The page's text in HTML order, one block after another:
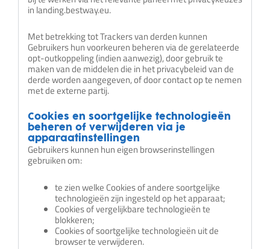
in landing.bestway.eu.
Met betrekking tot Trackers van derden kunnen
Gebruikers hun voorkeuren beheren via de gerelateerde
opt-outkoppeling (indien aanwezig), door gebruik te
maken van de middelen die in het privacybeleid van de
derde worden aangegeven, of door contact op te nemen
met de externe partij.
Cookies en soortgelijke technologieën
beheren of verwijderen via je
apparaatinstellingen
Gebruikers kunnen hun eigen browserinstellingen
gebruiken om:
te zien welke Cookies of andere soortgelijke
technologieën zijn ingesteld op het apparaat;
Cookies of vergelijkbare technologieën te
blokkeren;
Cookies of soortgelijke technologieën uit de
browser te verwijderen.